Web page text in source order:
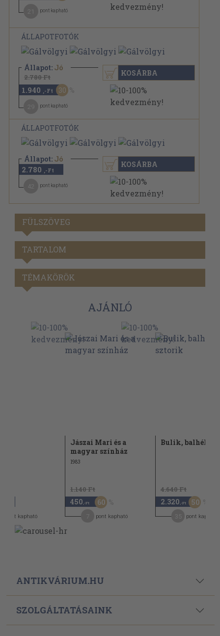
pont kapható
ÁLLAPOTFOTÓK
Állapot: Jó
2.780 Ft
1.940 ,-Ft 30
pont kapható
KOSÁRBA
ÁLLAPOTFOTÓK
Állapot: Jó
2.780 ,-Ft
pont kapható
KOSÁRBA
FÜLSZÖVEG
TARTALOM
TÉMAKÖRÖK
AJÁNLÓ
pont kapható
Jászai Mari és a
magyar színház
1983
1.140 Ft
450 ,-Ft 60
pont kapható
Bulik, balhék,
4.640 Ft
2.320 ,-Ft 50
pont kapható
ANTIKVÁRIUM.HU
SZOLGÁLTATÁSAINK